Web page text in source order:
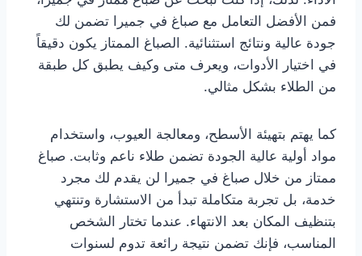
فمن الأفضل التعامل مع صباغ في جميرا تضمن لك
جودة عالية ونتائج استثنائية. الصباغ الممتاز يكون دقيقاً
في اختيار الأدوات، ويعرف متى وكيف يطبق كل طبقة
من الطلاء بشكل مثالي.
كما يهتم بتهيئة الأسطح، ومعالجة العيوب، واستخدام
مواد أولية عالية الجودة تضمن طلاء ناعم وثابت. صباغ
ممتاز من خلال صباغ في جميرا لن يقدم لك مجرد
خدمة، بل تجربة متكاملة تبدأ من الاستشارة وتنتهي
بتنظيف المكان بعد الانتهاء. عندما تختار الشخص
المناسب، فإنك تضمن نتيجة رائعة تدوم لسنوات